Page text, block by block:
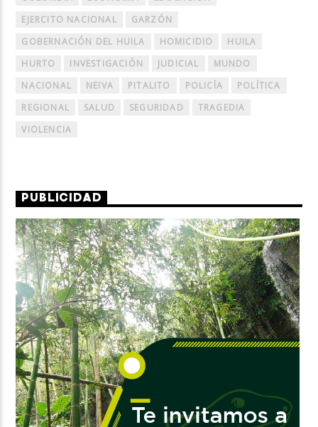
EJERCITO NACIONAL
GARZÓN
GOBERNACIÓN DEL HUILA
HOMICIDIO
HUILA
HURTO
INVESTIGACIÓN JUDICIAL
MUNDO
NACIONAL
NEIVA PITALITO POLICÍA
POLÍTICA
REGIONAL
SALUD SEGURIDAD
TRAGEDIA
VIOLENCIA
PUBLICIDAD